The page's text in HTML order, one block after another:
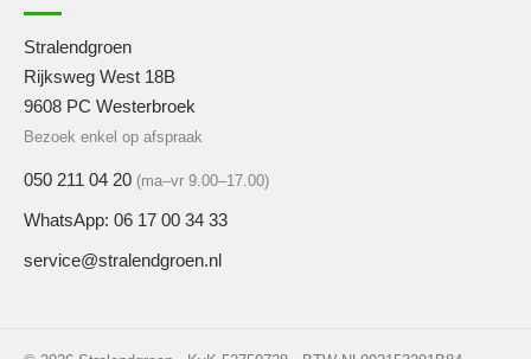
Stralendgroen
Rijksweg West 18B
9608 PC Westerbroek
Bezoek enkel op afspraak
050 211 04 20 (ma–vr 9.00–17.00)
WhatsApp: 06 17 00 34 33
service@stralendgroen.nl